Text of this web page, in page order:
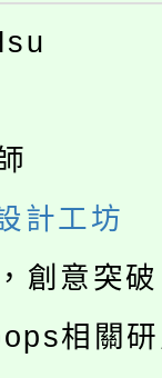
可洽有
科技中
入校路
潭區
行報名
桃園電
計工坊
創意突
相關